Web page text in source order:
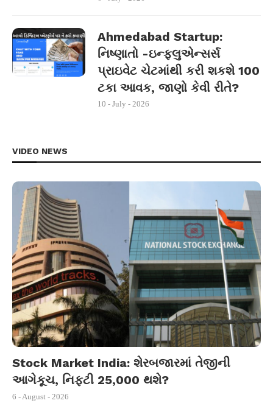
Ahmedabad Startup:
નિષ્ણાતો -ઇન્ફ્લુએન્સર્સ
પ્રાઇવેટ ચેટમાંથી કરી શકશે 100
ટકા આવક, જાણો કેવી રીતે?
10 - July - 2026
VIDEO NEWS
Stock Market India: શેરબજારમાં તેજીની
આગેકૂચ, નિફ્ટી 25,000 થશે?
6 - August - 2026